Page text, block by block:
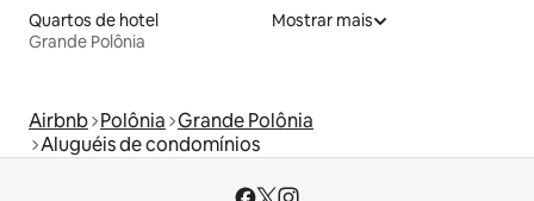
Quartos de hotel
Grande Polônia
Mostrar mais
Airbnb Polônia Grande Polônia
Aluguéis de condomínios